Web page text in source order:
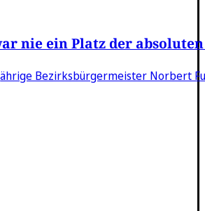
nie ein Platz der
Bezirksbürgermeister Norbert